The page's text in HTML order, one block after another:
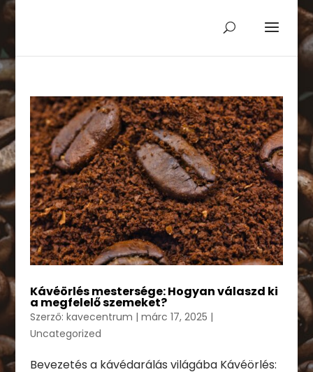
Kávéörlés mestersége: Hogyan válaszd ki
a megfelelő szemeket?
Szerző: kavecentrum | márc 17, 2025 |
Uncategorized
Bevezetés a kávédarálás világába Kávéörlés: